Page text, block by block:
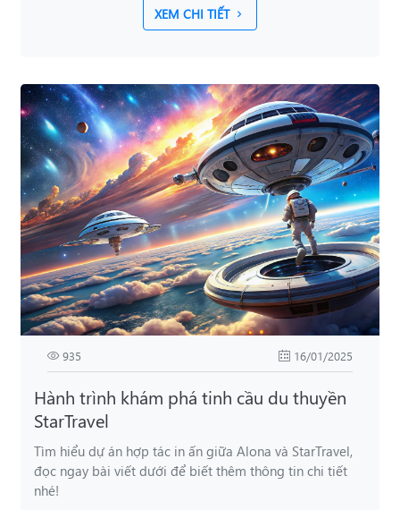
XEM CHI TIẾT
935 16/01/2025
Hành trình khám phá tinh cầu du thuyền
StarTravel
Tìm hiểu dự án hợp tác in ấn giữa Alona và StarTravel,
đọc ngay bài viết dưới để biết thêm thông tin chi tiết
nhé!